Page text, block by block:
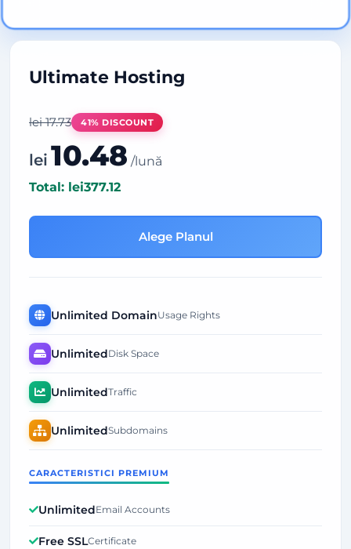
Ultimate Hosting
lei17.73 41% DISCOUNT
lei 10.48 /lună
Total: lei377.12
Alege Planul
Unlimited DomainUsage Rights
UnlimitedDisk Space
UnlimitedTraffic
UnlimitedSubdomains
CARACTERISTICI PREMIUM
UnlimitedEmail Accounts
Free SSLCertificate